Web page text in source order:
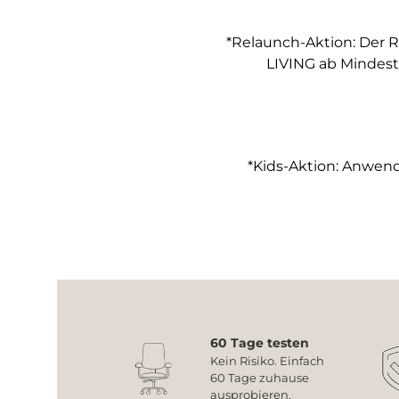
*Relaunch-Aktion: Der
LIVING ab
*Kids-Aktion:
60 Tage testen
Kein Risiko. Einfach
60 Tage zuhause
ausprobieren.